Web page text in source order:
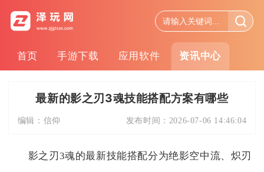
首页 手游下载 应用软件 资讯中心
最新的影之刃3魂技能搭配方案有哪些
编辑： 信仰 发布时间： 2026-07-06 14:46:04
影之刃3魂的最新技能搭配分为绝影空中流、炽刃